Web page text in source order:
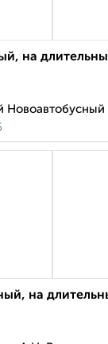
на
Новоавтобусный
на